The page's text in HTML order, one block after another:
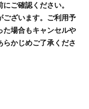
ご確認ください。
ざいます。ご利用予
た場合もキャンセルや
かじめご了承くださ